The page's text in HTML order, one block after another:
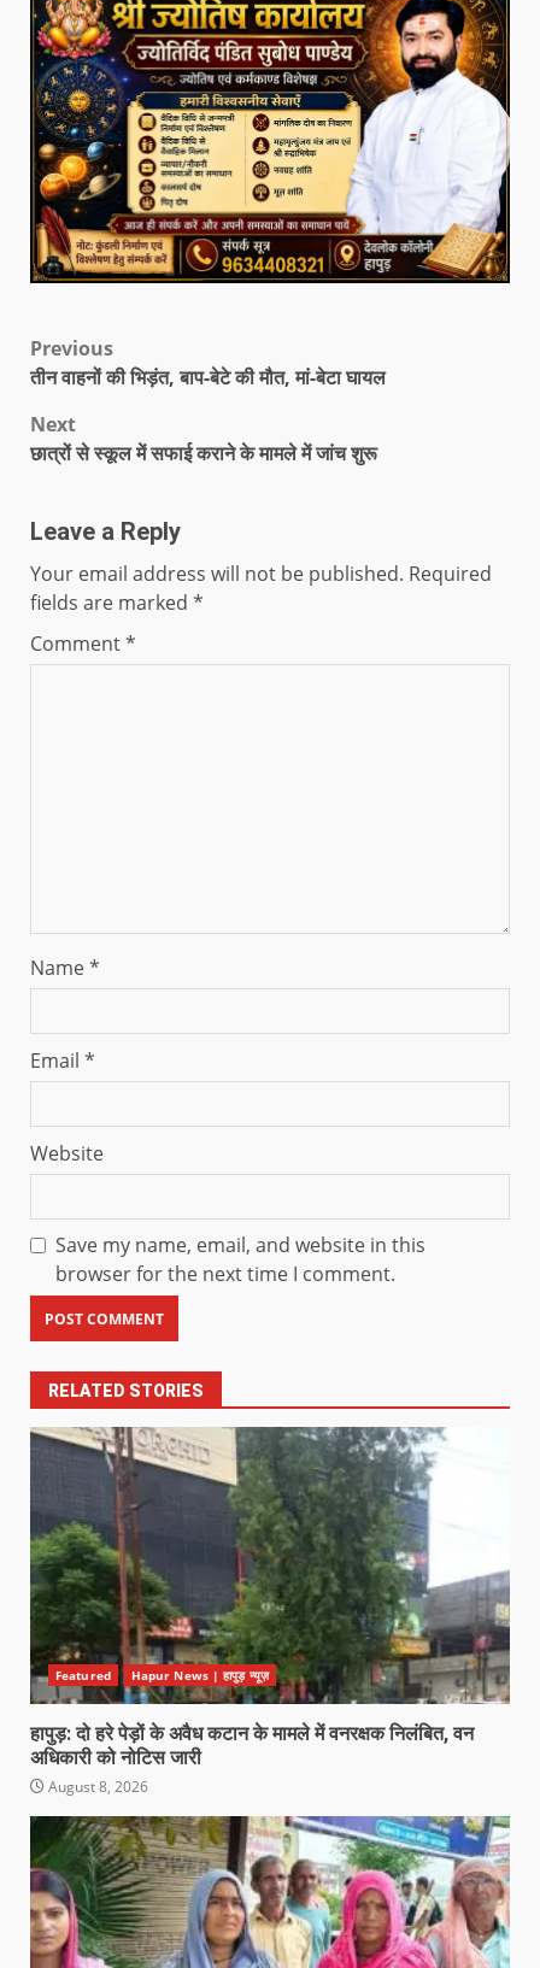
Previous
तीन वाहनों की भिड़ंत, बाप-बेटे की मौत, मां-बेटा घायल
Next
छात्रों से स्कूल में सफाई कराने के मामले में जांच शुरू
Leave a Reply
Your email address will not be published. Required
fields are marked *
Comment*
Name*
Email *
Website
Save my name, email, and website in this
browser for the next time I comment.
RELATED STORIES
Featured Hapur News | हापुड़ न्यूज़
हापुड़: दो हरे पेड़ों के अवैध कटान के मामले में वनरक्षक निलंबित, वन
अधिकारी को नोटिस जारी
August 8, 2026